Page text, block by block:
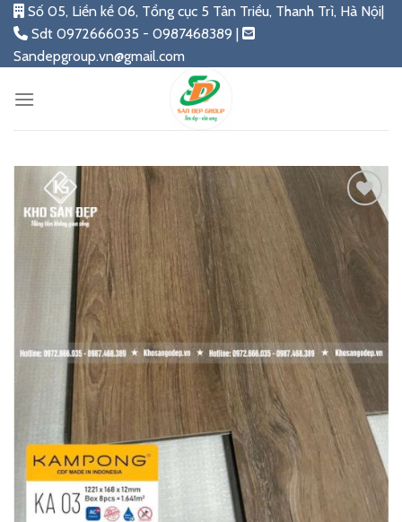
Skip
content
Số 05, Liền kề 06, Tổng cục 5 Tân Triều, Thanh Trì, Hà Nội|
Sdt 0972666035 - 0987468389 |
Sandepgroup.vn@gmail.com
to
wishlist